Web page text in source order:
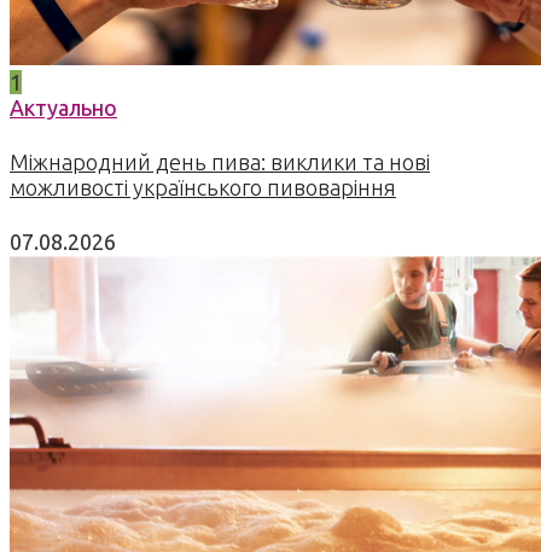
1
Актуально
Міжнародний день пива: виклики та нові
можливості українського пивоваріння
07.08.2026